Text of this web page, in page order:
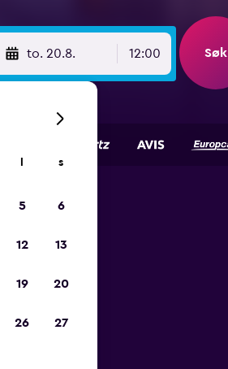
to. 20.8. 12:00 Søk
s
5 6
12 13
19 20
26 27